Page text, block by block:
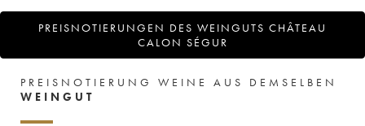
PREISNOTIERUNGEN DES WEINGUTS CHÂTEAU
CALON SÉGUR
PREISNOTIERUNG WEINE AUS DEMSELBEN
WEINGUT